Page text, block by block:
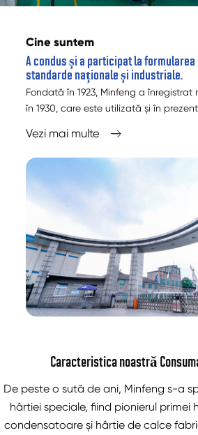
Cine suntem
A condus și a participat la formularea
standarde naționale și industriale.
Fondată în 1923, Minfeng a
în 1930, care este utilizată și în
Vezi mai multe 
Caracteristica noastră
De peste o sută de ani, Minfeng s-a
hârtiei speciale, fiind pionierul primei
condensatoare și hârtie de calce